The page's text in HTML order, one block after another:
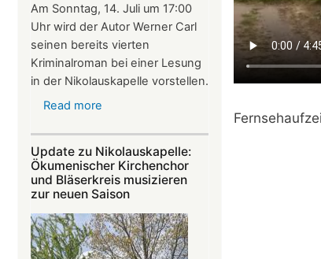
Am Sonntag, 14. Juli um 17:00
Uhr wird der Autor Werner Carl
seinen bereits vierten
Kriminalroman bei einer Lesung
in der Nikolauskapelle vorstellen.
Read more
mit
Werner
Carl
am
14.07.2024
in
Update zu Nikolauskapelle:
Ökumenischer Kirchenchor
und Bläserkreis musizieren
zur neuen Saison